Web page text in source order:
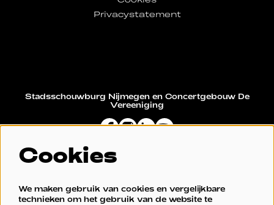
Privacystatement
Stadsschouwburg Nijmegen en Concertgebouw De
Vereeniging
Cookies
We maken gebruik van cookies en vergelijkbare
technieken om het gebruik van de website te